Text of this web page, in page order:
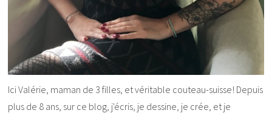
Ici Valérie, maman de 3 filles, et véritable couteau-suisse! Depuis
plus de 8 ans, sur ce blog, j'écris, je dessine, je crée, et je